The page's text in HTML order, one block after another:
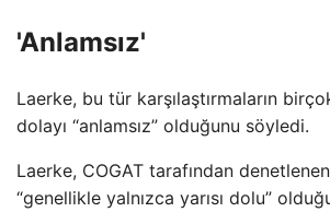
'Anlamsız'
Laerke, bu tür karşılaştırmaların
dolayı “anlamsız” olduğunu söyledi.
Laerke, COGAT tarafından
“genellikle yalnızca yarısı dolu”